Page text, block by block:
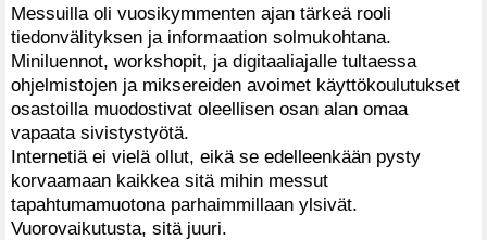
Messuilla oli vuosikymmenten ajan tärkeä rooli
tiedonvälityksen ja informaation solmukohtana.
Miniluennot, workshopit, ja digitaaliajalle tultaessa
ohjelmistojen ja miksereiden avoimet käyttökoulutukset
osastoilla muodostivat oleellisen osan alan omaa
vapaata sivistystyötä.
Internetiä ei vielä ollut, eikä se edelleenkään pysty
korvaamaan kaikkea sitä mihin messut
tapahtumamuotona parhaimmillaan ylsivät.
Vuorovaikutusta, sitä juuri.